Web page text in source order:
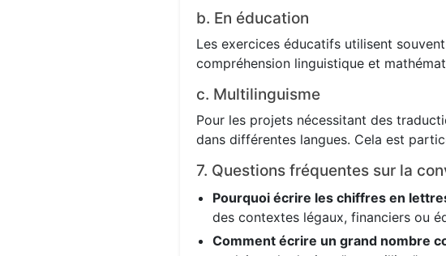
b. En éducation
Les exercices éducatifs utilisent
compréhension linguistique et
c. Multilinguisme
Pour les projets nécessitant des
dans différentes langues. Cela est
7. Questions fréquentes sur la
Pourquoi écrire les chiffres en
des contextes légaux, financiers ou
Comment écrire un grand nombre